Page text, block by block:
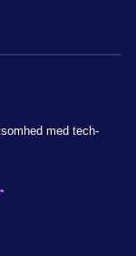
med tech-